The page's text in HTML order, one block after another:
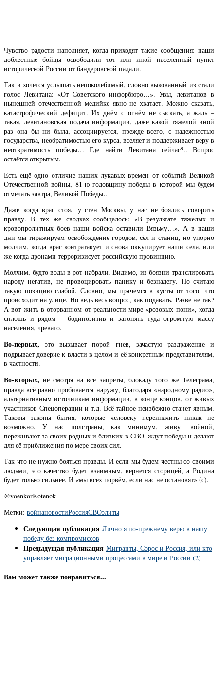
Чувство радости наполняет, когда приходят такие сообщения: наши
доблестные бойцы освободили тот или иной населенный пункт
исторической России от бандеровской падали.
Так и хочется услышать непоколебимый, словно выкованный из стали
голос Левитана: «От Советского инфорбюро…». Увы, левитанов в
нынешней отечественной медийке явно не хватает. Можно сказать,
катастрофический дефицит. Их днём с огнём не сыскать, а жаль –
такая, левитановская подача информации, даже какой тяжелой иной
раз она бы ни была, ассоциируется, прежде всего, с надежностью
государства, необратимостью его курса, вселяет и поддерживает веру в
неотвратимость победы… Где найти Левитана сейчас?.. Вопрос
остаётся открытым.
Есть ещё одно отличие наших лукавых времен от событий Великой
Отечественной войны, 81-ю годовщину победы в которой мы будем
отмечать завтра, Великой Победы…
Даже когда враг стоял у стен Москвы, у нас не боялись говорить
правду. В тех же сводках сообщалось: «В результате тяжелых и
кровопролитных боев наши войска оставили Вязьму…». А в наши
дни мы тиражируем освобождение городов, сёл и станиц, но упорно
молчим, когда враг контратакует и снова оккупирует наши села, или
же когда дронами терроризиоует российскую провинцию.
Молчим, будто воды в рот набрали. Видимо, из боязни транслировать
народу негатив, не провоцировать панику и безнадегу. Но считаю
такую позицию слабой. Словно, мы прячемся в кусты от того, что
происходит на улице. Но ведь весь вопрос, как подавать. Разве не так?
А вот жить в оторванном от реальности мире «розовых пони», когда
сплошь и рядом – бодипозитив и загонять туда огромную массу
населения, чревато.
Во-первых, это вызывает порой гнев, зачастую раздражение и
подрывает доверие к власти в целом и её конкретным представителям,
в частности.
Во-вторых, не смотря на все запреты, блокаду того же Телеграма,
правда всё равно пробивается наружу, благодаря «народному радио»,
альтернативным источникам информации, в конце концов, от живых
участников Спецоперации и т.д. Всё тайное неизбежно станет явным.
Таковы законы бытия, которые человеку переиначить никак не
возможно. У нас полстраны, как минимум, живут войной,
переживают за своих родных и близких в СВО, ждут победы и делают
для её приближения по мере своих сил.
Так что не нужно бояться правды. И если мы будем честны со своими
людьми, это качество будет взаимным, вернется сторицей, а Родина
будет только сильнее. И «мы всех порвём, если нас не остановят» (с).
@voenkorKotenok
Метки: войнановостиРоссияСВОэлиты
Следующая публикация Лично я по-прежнему верю в нашу
победу без компромиссов
Предыдущая публикация Мигранты, Сорос и Россия, или кто
управляет миграционными процессами в мире и России (2)
Вам может также понравиться...